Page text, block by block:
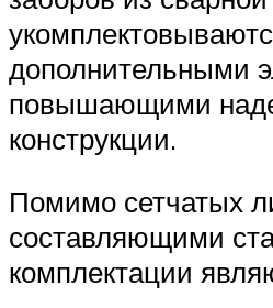
дополнительными
повышающими
конструкции.
Помимо сетчатых
составляющими
комплектации